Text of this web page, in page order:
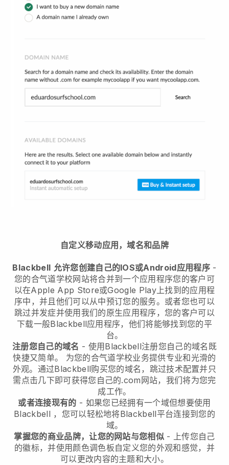
自定义移动应用，域名和品牌
Blackbell 允许您创建自己的IOS或Android应用程序-
您的合气道学校网站将合并到一个应用程序您的客户可
以在Apple App Store或Google Play上找到的应用程
序中，并且他们可以从中预订您的服务。或者您也可以
跳过并发症并使用我们的原生应用程序，您的客户可以
下载一般Blackbell应用程序，他们将能够找到您的平
台。
注册您自己的域名 - 使用 Blackbell注册您自己的域名既
快捷又简单。 为您的合气道学校业务提供专业和光滑的
外观。 通过Blackbell购买您的域名，跳过技术配置并只
需点击几下即可获得您自己的.com网站，我们将为您完
成工作。
或者连接现有的 - 如果您已经拥有一个域但想要使用
Blackbell ，您可以轻松地将Blackbell平台连接到您的
域。
掌握您的商业品牌，让您的网站与您相似 - 上传您自己
的徽标，并使用颜色调色板自定义您的外观和感觉，并
可以更改内容的主题和大小。